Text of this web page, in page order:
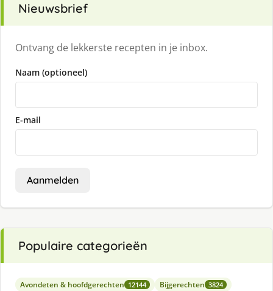
Nieuwsbrief
Ontvang de lekkerste recepten in je inbox.
Naam (optioneel)
E-mail
Aanmelden
Populaire categorieën
Avondeten & hoofdgerechten 12144 Bijgerechten 3824